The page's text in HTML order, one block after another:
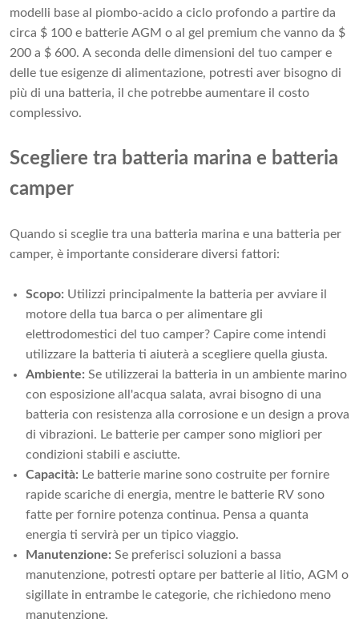
modelli base al piombo-acido a ciclo profondo a partire da
circa $ 100 e batterie AGM o al gel premium che vanno da $
200 a $ 600. A seconda delle dimensioni del tuo camper e
delle tue esigenze di alimentazione, potresti aver bisogno di
più di una batteria, il che potrebbe aumentare il costo
complessivo.
Scegliere tra batteria marina e batteria
camper
Quando si sceglie tra una batteria marina e una batteria per
camper, è importante considerare diversi fattori:
Scopo: Utilizzi principalmente la batteria per avviare il
motore della tua barca o per alimentare gli
elettrodomestici del tuo camper? Capire come intendi
utilizzare la batteria ti aiuterà a scegliere quella giusta.
Ambiente: Se utilizzerai la batteria in un ambiente marino
con esposizione all'acqua salata, avrai bisogno di una
batteria con resistenza alla corrosione e un design a prova
di vibrazioni. Le batterie per camper sono migliori per
condizioni stabili e asciutte.
Capacità: Le batterie marine sono costruite per fornire
rapide scariche di energia, mentre le batterie RV sono
fatte per fornire potenza continua. Pensa a quanta
energia ti servirà per un tipico viaggio.
Manutenzione: Se preferisci soluzioni a bassa
manutenzione, potresti optare per batterie al litio, AGM o
sigillate in entrambe le categorie, che richiedono meno
manutenzione.